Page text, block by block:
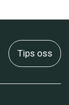
Tips oss